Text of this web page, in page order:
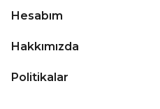
Hesabım
Hakkımızda
Politikalar